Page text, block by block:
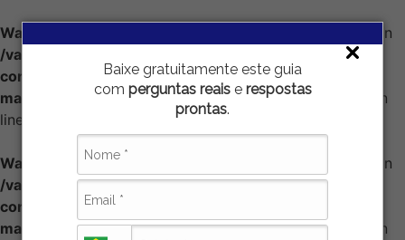
Baixe gratuitamente este guia
com perguntas reaise respostas
prontas.
Warning
: Attempt to read property "taxonomy" on null in
/var/www/vhosts/localhost/html/wp-
content/plugins/seo-by-rank-
math/includes/frontend/paper/class-taxonomy.php
on
line
Warning
: Attempt to read property "taxonomy" on null in
/var/www/vhosts/localhost/html/wp-
content/plugins/seo-by-rank-
math/includes/frontend/paper/class-taxonomy.php
on